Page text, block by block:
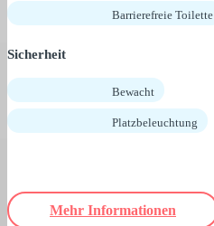
Barrierefreie Toilette
Sicherheit
Bewacht
Platzbeleuchtung
Mehr Informationen